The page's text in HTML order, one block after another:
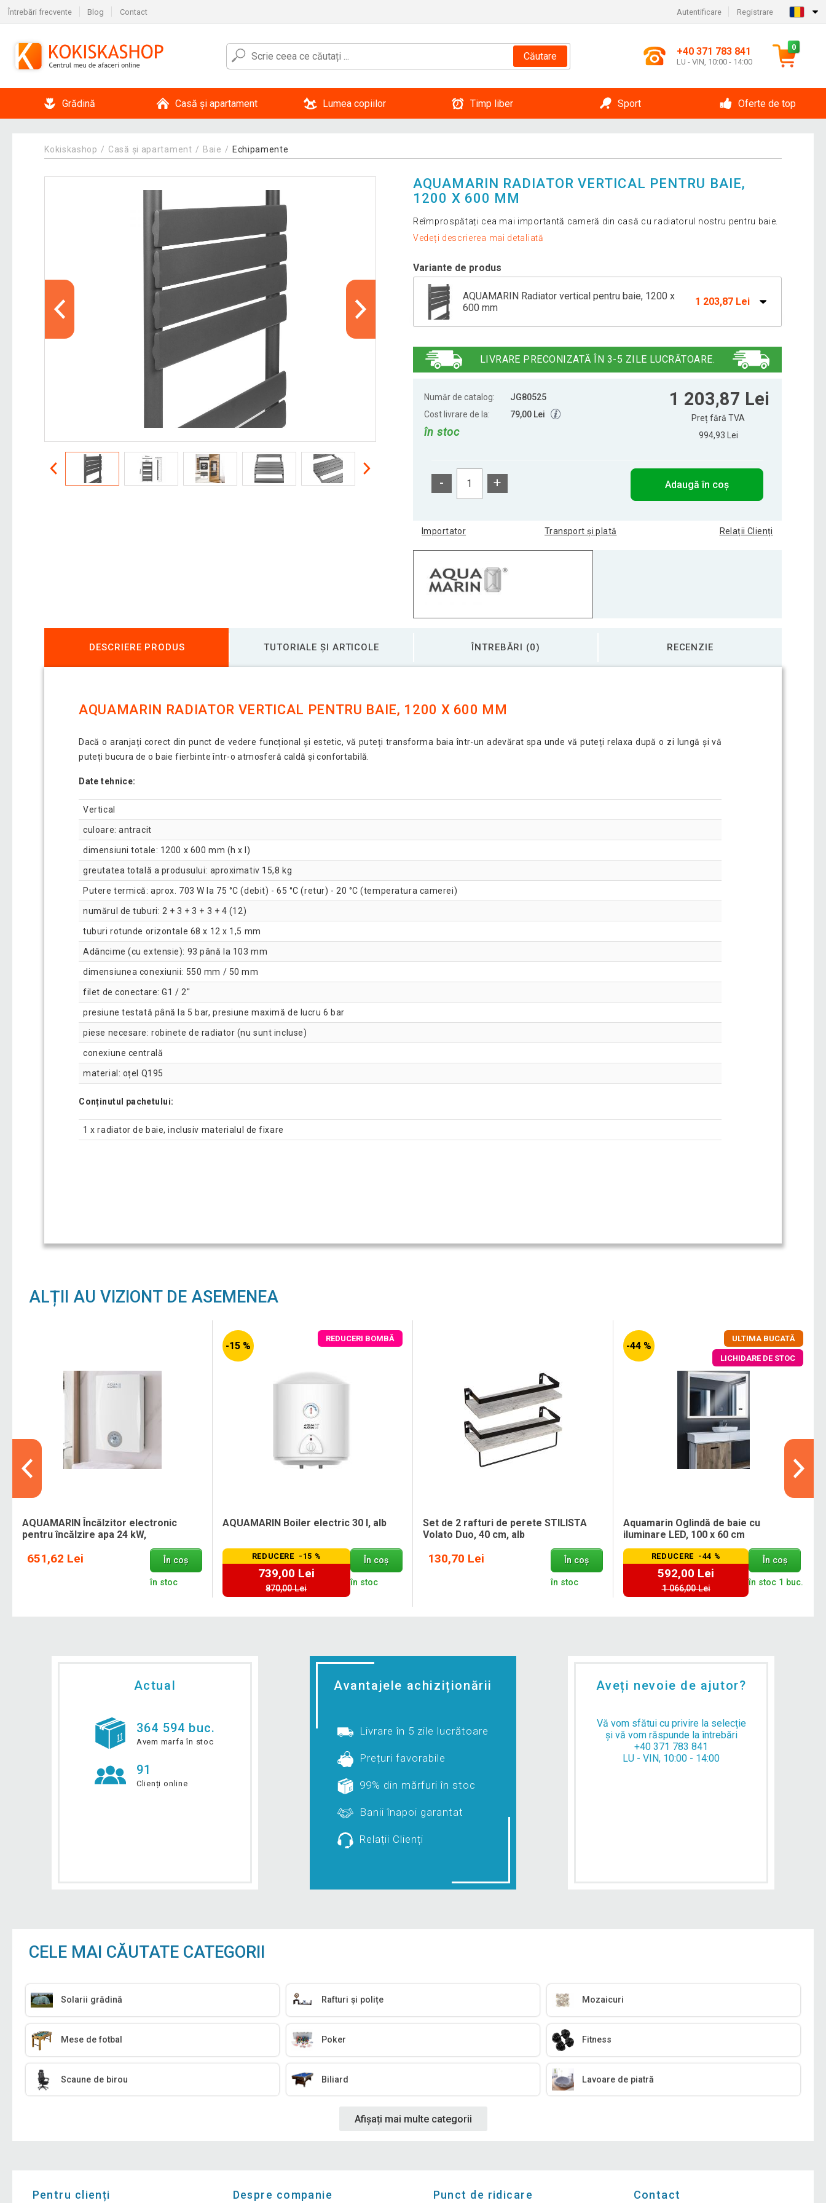
Întrebări frecvente Blog Contact Autentificare Registrare
Căutare +40 371 783 841
LU - VIN, 10:00 - 14:00
0
Grădină Casă și apartament Lumea copiilor Timp liber Sport Oferte de top
Kokiskashop Casă și apartament Baie Echipamente
AQUAMARIN RADIATOR VERTICAL PENTRU BAIE,
1200 X 600 MM
Reîmprospătați cea mai importantă cameră din casă cu radiatorul nostru pentru baie.
Vedeți descrierea mai detaliată
Variante de produs
AQUAMARIN Radiator vertical pentru baie, 1200 x
600 mm
1 203,87 Lei
LIVRARE PRECONIZATĂ ÎN 3-5 ZILE LUCRĂTOARE.
Număr de catalog:
JG80525
Cost livrare de la:
79,00 Lei
în stoc
1 203,87 Lei
Preț fără TVA
994,93 Lei
- + Adaugă în coș
Importator Transport și plată Relații Clienți
DESCRIERE PRODUS TUTORIALE ȘI ARTICOLE ÎNTREBĂRI (0) RECENZIE
AQUAMARIN RADIATOR VERTICAL PENTRU BAIE, 1200 X 600 MM
Dacă o aranjați corect din punct de vedere funcțional și estetic, vă puteți transforma baia într-un adevărat spa unde vă puteți relaxa după o zi lungă și vă
puteți bucura de o baie fierbinte într-o atmosferă caldă și confortabilă.
Date tehnice:
Vertical
culoare: antracit
dimensiuni totale: 1200 x 600 mm (h x l)
greutatea totală a produsului: aproximativ 15,8 kg
Putere termică: aprox. 703 W la 75 °C (debit) - 65 °C (retur) - 20 °C (temperatura camerei)
numărul de tuburi: 2 + 3 + 3 + 3 + 4 (12)
tuburi rotunde orizontale 68 x 12 x 1,5 mm
Adâncime (cu extensie): 93 până la 103 mm
dimensiunea conexiunii: 550 mm / 50 mm
filet de conectare: G1 / 2''
presiune testată până la 5 bar, presiune maximă de lucru 6 bar
piese necesare: robinete de radiator (nu sunt incluse)
conexiune centrală
material: oțel Q195
Conținutul pachetului:
1 x radiator de baie, inclusiv materialul de fixare
ALȚII AU VIZIONT DE ASEMENEA
AQUAMARIN Încălzitor electronic
pentru încălzire apa 24 kW,
651,62 Lei În coș
în stoc
-15 %
REDUCERI BOMBĂ
AQUAMARIN Boiler electric 30 l, alb
REDUCERE -15 %
739,00 Lei
870,00 Lei
În coș
în stoc
Set de 2 rafturi de perete STILISTA
Volato Duo, 40 cm, alb
130,70 Lei În coș
în stoc
-44 %
ULTIMA BUCATĂ
LICHIDARE DE STOC
Aquamarin Oglindă de baie cu
iluminare LED, 100 x 60 cm
REDUCERE -44 %
592,00 Lei
1 066,00 Lei
În coș
în stoc 1 buc.
Actual
364 594 buc.
Avem marfa în stoc
91
Clienți online
Avantajele achiziționării
Livrare în 5 zile lucrătoare
Prețuri favorabile
99% din mărfuri în stoc
Banii înapoi garantat
Relații Clienți
Aveți nevoie de ajutor?
Vă vom sfătui cu privire la selecție
și vă vom răspunde la întrebări
+40 371 783 841
LU - VIN, 10:00 - 14:00
CELE MAI CĂUTATE CATEGORII
Solarii grădină Rafturi și polițe Mozaicuri
Mese de fotbal Poker Fitness
Scaune de birou Biliard Lavoare de piatră
Afișați mai multe categorii
Pentru clienți Despre companie Punct de ridicare Contact